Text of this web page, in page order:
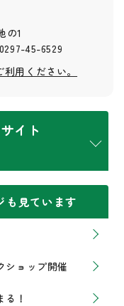
の1
45-6529
用ください。
イト
も見ています
ショップ開催
！